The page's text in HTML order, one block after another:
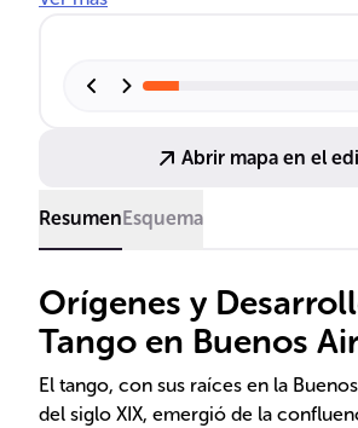
democratizó, integrando a la
Abrir mapa en el
ResumenEsquema
Orígenes y
Tango en Buenos
El tango, con sus raíces en la
del siglo XIX, emergió de la